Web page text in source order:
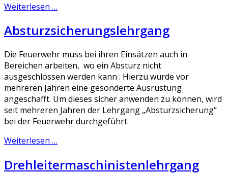
Weiterlesen …
Absturzsicherungslehrgang
Die Feuerwehr muss bei ihren Einsätzen auch in
Bereichen arbeiten, wo ein Absturz nicht
ausgeschlossen werden kann . Hierzu wurde vor
mehreren Jahren eine gesonderte Ausrüstung
angeschafft. Um dieses sicher anwenden zu können, wird
seit mehreren Jahren der Lehrgang „Absturzsicherung“
bei der Feuerwehr durchgeführt.
Weiterlesen …
Drehleitermaschinistenlehrgang